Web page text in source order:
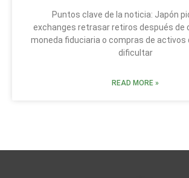
Puntos clave de la noticia: Japón
exchanges retrasar retiros después de
moneda fiduciaria o compras de activos
dificultar
READ MORE »